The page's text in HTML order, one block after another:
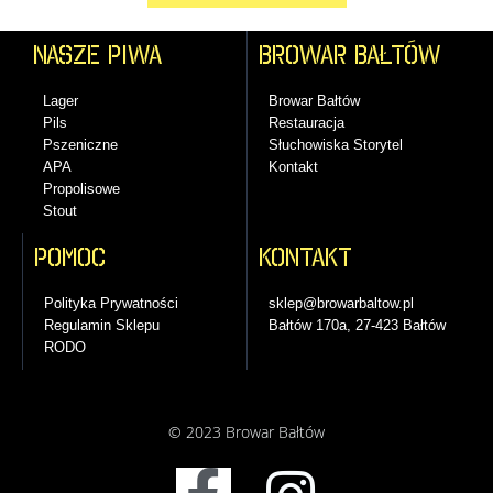
Nasze piwa
Lager
Pils
Pszeniczne
APA
Propolisowe
Stout
BROWAR BAŁTÓW
Browar Bałtów
Restauracja
Słuchowiska Storytel
Kontakt
Pomoc
Polityka Prywatności
Regulamin Sklepu
RODO
kontakt
sklep@browarbaltow.pl
Bałtów 170a, 27-423 Bałtów
© 2023 Browar Bałtów